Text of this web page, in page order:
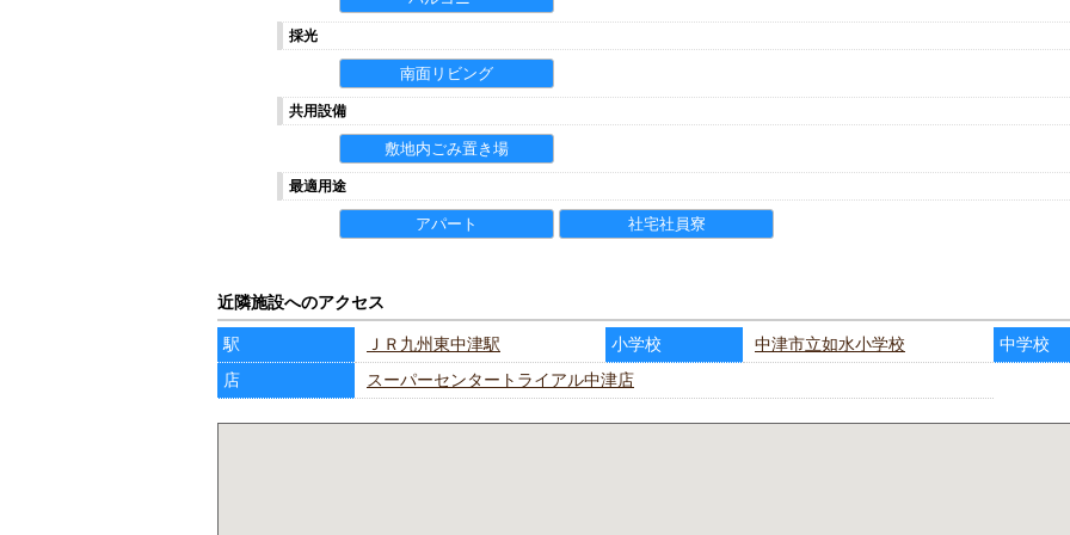
採光
南面リビング
共用設備
敷地内ごみ置き場
最適用途
アパート 社宅社員寮
近隣施設へのアクセス
駅 ＪＲ九州東中津駅 小学校 中津市立如水小学校 中学校
店
スーパーセンタートライアル中津店